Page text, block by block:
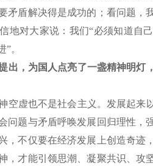
矛盾解决得是成功的；看问题
地对大家说：我们“必须知道自
。
出，为国人点亮了一盏精神明
虚也不是社会主义。发展起来
问题与矛盾呼唤发展回归理性，
，不仅要在经济发展上创造奇
，才能引领思潮、凝聚共识、